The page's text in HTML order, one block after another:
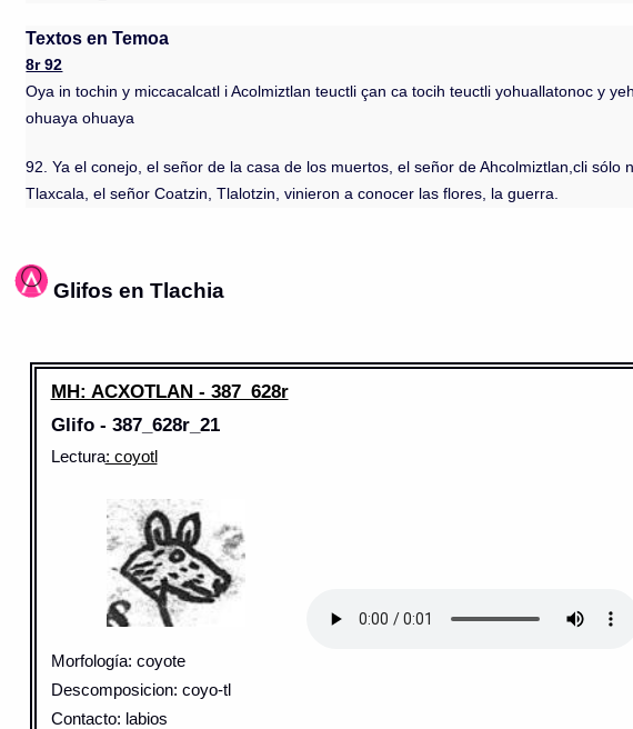
Textos en Temoa
8r 92
Oya in tochin y miccacalcatl i Acolmiztlan teuctli çan ca tocih teuctli yohuallatonoc y
ohuaya ohuaya
92. Ya el conejo, el señor de la casa de los muertos, el señor de Ahcolmiztlan,cli
Tlaxcala, el señor Coatzin, Tlalotzin, vinieron a conocer las flores, la guerra.
Glifos en Tlachia
MH: ACXOTLAN - 387_628r
Glifo - 387_628r_21
Lectura: coyotl
Morfología: coyote
Descomposicion: coyo-tl
Contacto: labios